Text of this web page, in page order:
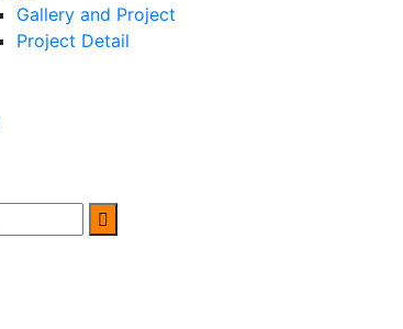
Gallery and Project
Project Detail